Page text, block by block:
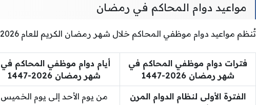
مواعيد دوام المحاكم في رمضان
تُنظم مواعيد دوام موظفي المحاكم خلال شهر رمضان الكريم للعام 2026-1447 على خمس فترات كما يلي :
فترات دوام موظفي المحاكم في
شهر رمضان 2026-1447
أيام دوام موظفي المحاكم في
شهر رمضان 2026-1447
الفترة الأولى لنظام الدوام المرن
من يوم الأحد إلى يوم الخميس